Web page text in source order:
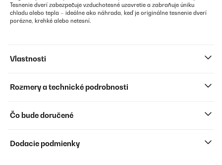
Tesnenie dverí zabezpečuje vzduchotesné uzavretie a zabraňuje úniku
chladu alebo tepla – ideálne ako náhrada, keď je originálne tesnenie dverí
porézne, krehké alebo netesní.
Vlastnosti
Rozmery a technické podrobnosti
Čo bude doručené
Dodacie podmienky